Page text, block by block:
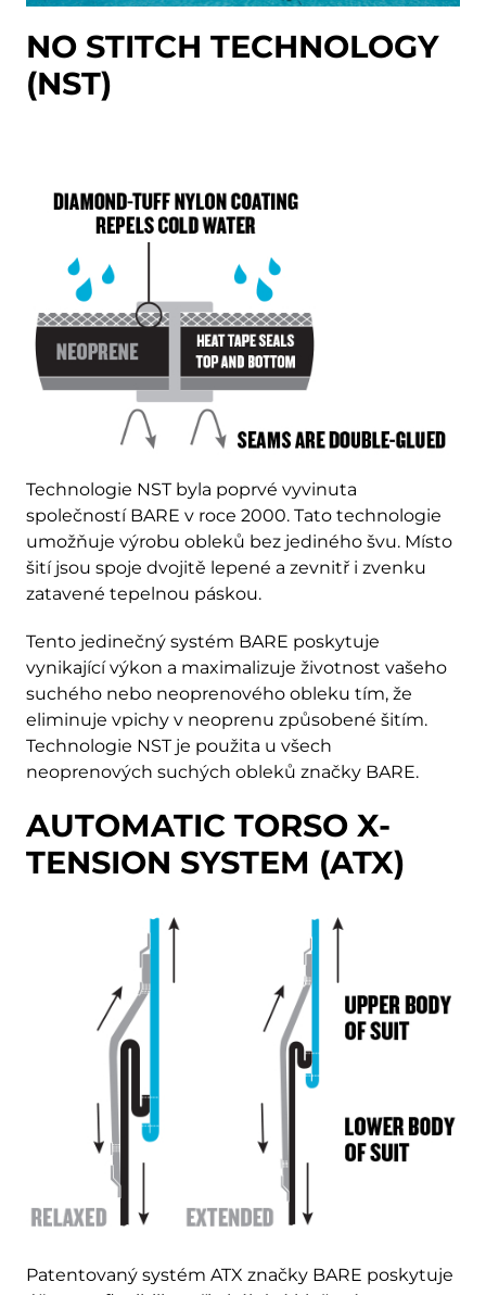
NO STITCH TECHNOLOGY
(NST)
Technologie NST byla poprvé vyvinuta
společností BARE v roce 2000. Tato technologie
umožňuje výrobu obleků bez jediného švu. Místo
šití jsou spoje dvojitě lepené a zevnitř i zvenku
zatavené tepelnou páskou.
Tento jedinečný systém BARE poskytuje
vynikající výkon a maximalizuje životnost vašeho
suchého nebo neoprenového obleku tím, že
eliminuje vpichy v neoprenu způsobené šitím.
Technologie NST je použita u všech
neoprenových suchých obleků značky BARE.
AUTOMATIC TORSO X-
TENSION SYSTEM (ATX)
Patentovaný systém ATX značky BARE poskytuje